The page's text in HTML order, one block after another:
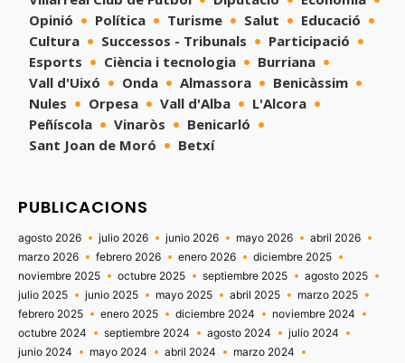
Opinió
Política Turisme Salut
Educació
Cultura
Successos - Tribunals
Participació
Esports
Ciència i tecnologia
Burriana
Vall d'Uixó
Onda Almassora
Benicàssim
Nules
Orpesa Vall d'Alba
L'Alcora
Peñíscola
Vinaròs
Benicarló
Sant Joan de Moró
Betxí
PUBLICACIONS
agosto 2026 julio 2026 junio 2026 mayo 2026
abril 2026
marzo 2026
febrero 2026 enero 2026
diciembre 2025
noviembre 2025
octubre 2025 septiembre 2025
agosto 2025
julio 2025
junio 2025 mayo 2025 abril 2025
marzo 2025
febrero 2025
enero 2025 diciembre 2024
noviembre 2024
octubre 2024
septiembre 2024 agosto 2024
julio 2024
junio 2024
mayo 2024 abril 2024
marzo 2024